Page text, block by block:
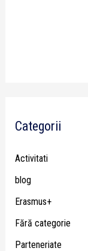
Categorii
Activitati
blog
Erasmus+
Fără categorie
Parteneriate